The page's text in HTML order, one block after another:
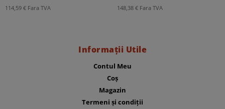
114,59 € Fara TVA 148,38 € Fara TVA
Informații Utile
Contul Meu
Coș
Magazin
Termeni și condiții